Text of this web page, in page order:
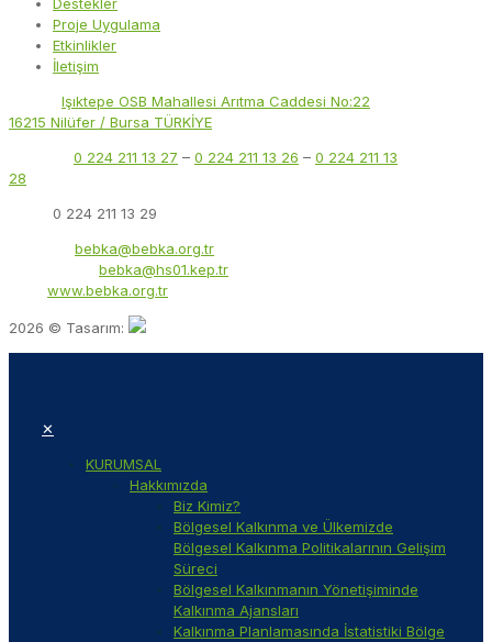
Destekler
Proje Uygulama
Etkinlikler
İletişim
Işıktepe OSB Mahallesi Arıtma Caddesi No:22
16215 Nilüfer / Bursa TÜRKİYE
0 224 211 13 27 – 0 224 211 13 26 – 0 224 211 13
28
0 224 211 13 29
bebka@bebka.org.tr
bebka@hs01.kep.tr
www.bebka.org.tr
2026 © Tasarım:
✕
KURUMSAL
Hakkımızda
Biz Kimiz?
Bölgesel Kalkınma ve Ülkemizde
Bölgesel Kalkınma Politikalarının Gelişim
Süreci
Bölgesel Kalkınmanın Yönetişiminde
Kalkınma Ajansları
Kalkınma Planlamasında İstatistiki Bölge